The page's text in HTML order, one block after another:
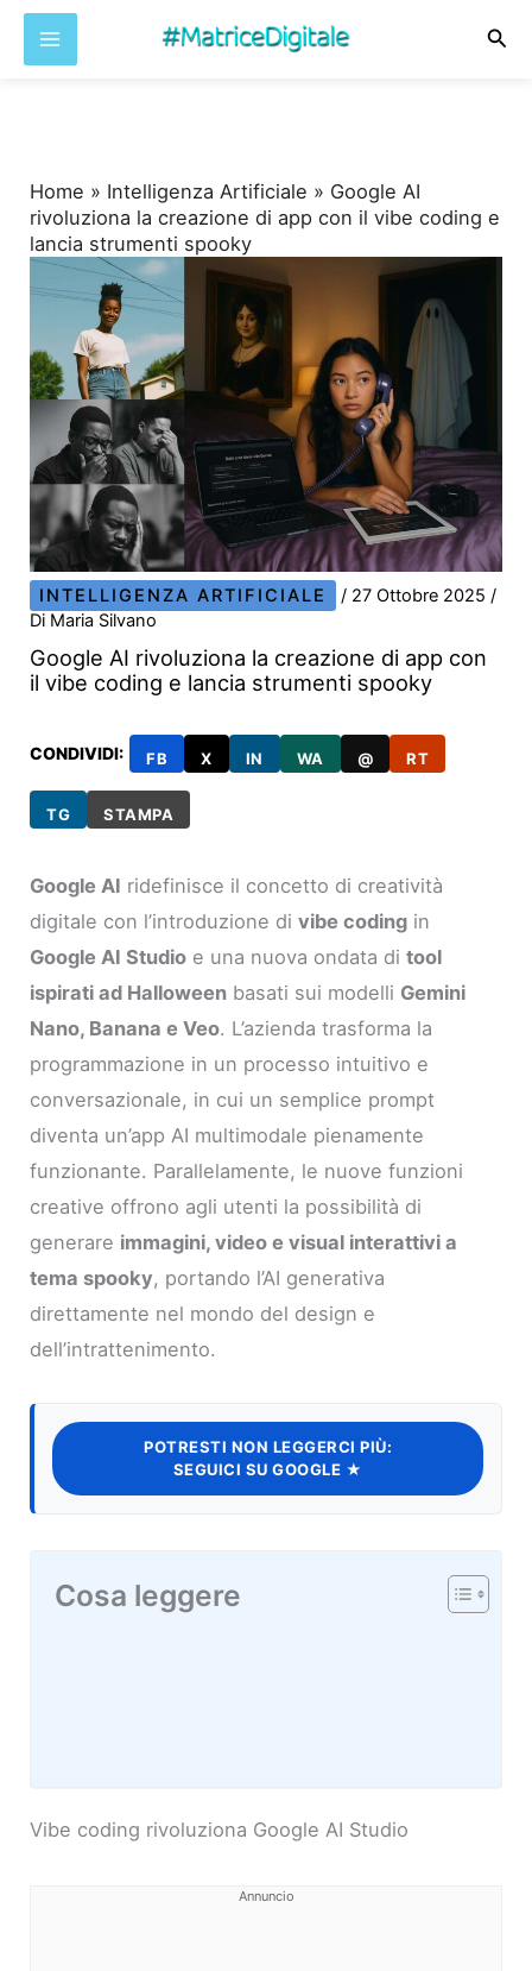
Home » Intelligenza Artificiale » Google AI
rivoluziona la creazione di app con il vibe coding e
lancia strumenti spooky
INTELLIGENZA ARTIFICIALE / 27 Ottobre 2025/
Di Maria Silvano
Google AI rivoluziona la creazione di app con
il vibe coding e lancia strumenti spooky
CONDIVIDI: FB X IN WA @ RT
TG STAMPA
Google AI ridefinisce il concetto di creatività
digitale con l’introduzione divibe coding in
Google AI Studio e una nuova ondata ditool
ispirati ad Halloween basati sui modelli Gemini
Nano, Banana e Veo. L’azienda trasforma la
programmazione in un processo intuitivo e
conversazionale, in cui un semplice prompt
diventa un’app AI multimodale pienamente
funzionante. Parallelamente, le nuove funzioni
creative offrono agli utenti la possibilità di
generare immagini, video e visual interattivi a
tema spooky, portando l’AI generativa
direttamente nel mondo del design e
dell’intrattenimento.
POTRESTI NON LEGGERCI PIÙ:
SEGUICI SU GOOGLE ★
Cosa leggere
Vibe coding rivoluziona Google AI Studio
Annuncio